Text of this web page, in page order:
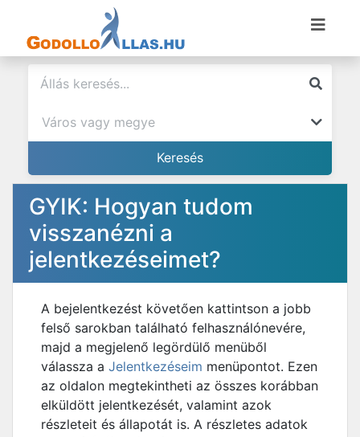
GYIK: Hogyan tudom
visszanézni a
jelentkezéseimet?
A bejelentkezést követően kattintson a jobb
felső sarokban található felhasználónevére,
majd a megjelenő legördülő menüből
válassza a Jelentkezéseim menüpontot. Ezen
az oldalon megtekintheti az összes korábban
elküldött jelentkezését, valamint azok
részleteit és állapotát is. A részletes adatok